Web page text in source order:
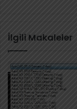
İlgili Makaleler